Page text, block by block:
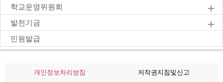
학교운영위원회
발전기금
민원발급
개인정보처리방침
저작권지침및신고